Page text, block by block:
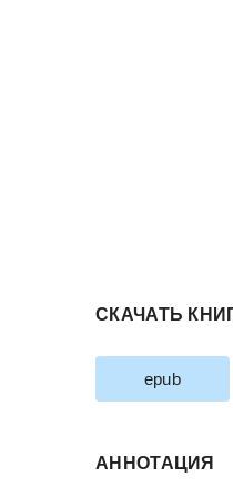
СКАЧАТЬ
epub
АННОТАЦИЯ